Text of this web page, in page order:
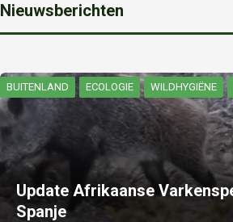
Nieuwsberichten
BUITENLAND ECOLOGIE WILDHYGIËNE
Update Afrikaanse
Spanje